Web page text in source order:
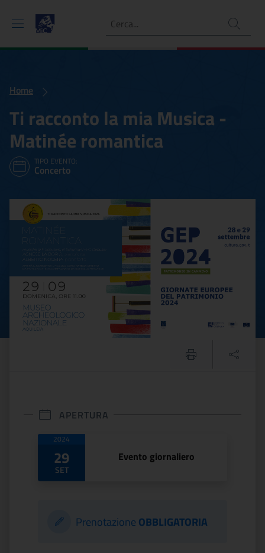
Ricerca
Home
Ti racconto la mia Musica -
Matinée romantica
TIPO EVENTO:
Concerto
Ti racconto la mia
APERTURA
Date di apertura
2024
29
SET
Evento giornaliero
Prenotazione OBBLIGATORIA